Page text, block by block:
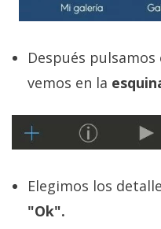
Después
vemos en la
Elegimos los
"Ok".